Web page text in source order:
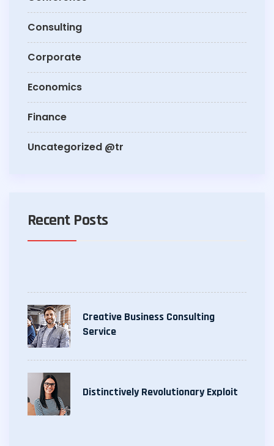
Consulting
Corporate
Economics
Finance
Uncategorized @tr
Recent Posts
Creative Business Consulting
Service
Distinctively Revolutionary Exploit